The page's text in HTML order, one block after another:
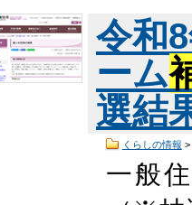
令和
ーム
選結
くらしの情報 >
一般